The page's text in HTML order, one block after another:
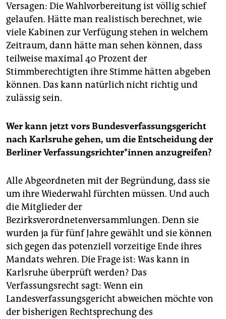
Versagen: Die Wahlvorbereitung ist völlig schief
gelaufen. Hätte man realistisch berechnet, wie
viele Kabinen zur Verfügung stehen in welchem
Zeitraum, dann hätte man sehen können, dass
teilweise maximal 40 Prozent der
Stimmberechtigten ihre Stimme hätten abgeben
können. Das kann natürlich nicht richtig und
zulässig sein.
Wer kann jetzt vors Bundesverfassungsgericht
nach Karlsruhe gehen, um die Entscheidung der
Berliner Ver­fas­sungs­rich­te­r*in­nen anzugreifen?
Alle Abgeordneten mit der Begründung, dass sie
um ihre Wiederwahl fürchten müssen. Und auch
die Mitglieder der
Bezirksverordnetenversammlungen. Denn sie
wurden ja für fünf Jahre gewählt und sie können
sich gegen das potenziell vorzeitige Ende ihres
Mandats wehren. Die Frage ist: Was kann in
Karlsruhe überprüft werden? Das
Verfassungsrecht sagt: Wenn ein
Landesverfassungsgericht abweichen möchte von
der bisherigen Rechtsprechung des